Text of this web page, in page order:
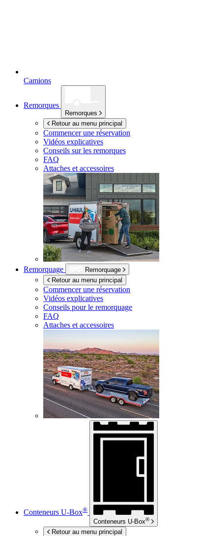
Camions
Remorques
Remorques
Retour au menu principal
Commencer une réservation
Vidéos explicatives
Conseils sur les remorques
FAQ
Attaches et accessoires
Remorquage
Remorquage
Retour au menu principal
Commencer une réservation
Vidéos explicatives
Conseils pour le remorquage
FAQ
Attaches et accessoires
Conteneurs U-Box®
Conteneurs U-Box®
Retour au menu principal